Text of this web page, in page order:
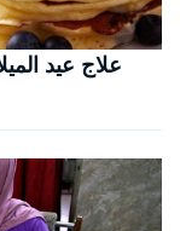
علاج عيد